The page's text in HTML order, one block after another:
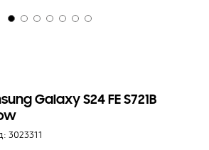
Galaxy S24 FE S721B
3023311